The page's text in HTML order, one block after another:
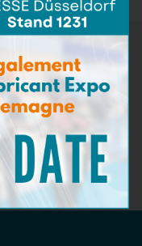
de GESERCO !
pour recevoir des
de surveillance de
venir, et des conseils
Restez à la pointe de